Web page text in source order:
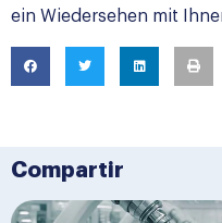
ein Wiedersehen mit
Compartir